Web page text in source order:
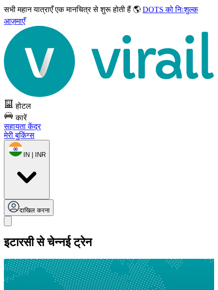
सभी महान यात्राएँएक मानचित्र से शुरू होती हैं 🌎 DOTS को निःशुल्क
आज़माएँ
होटल
कारें
सहायता केंद्र
मेरी बुकिंग्स
IN | INR
दाखिल करना
इटारसी से चेन्नई ट्रेन